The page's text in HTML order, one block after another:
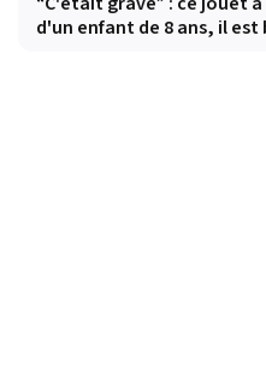
d'un enfant de 8 ans, il